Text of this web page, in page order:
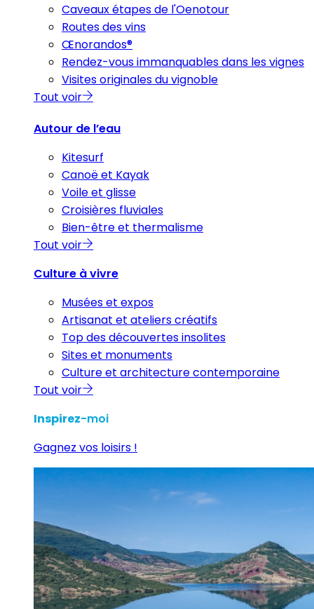
Caveaux étapes de l'Oenotour
Routes des vins
Œnorandos®
Rendez-vous immanquables dans les vignes
Visites originales du vignoble
Tout voir
Autour de l’eau
Kitesurf
Canoë et Kayak
Voile et glisse
Croisières fluviales
Bien-être et thermalisme
Tout voir
Culture à vivre
Musées et expos
Artisanat et ateliers créatifs
Top des découvertes insolites
Sites et monuments
Culture et architecture contemporaine
Tout voir
Inspirez-moi
Gagnez vos loisirs !